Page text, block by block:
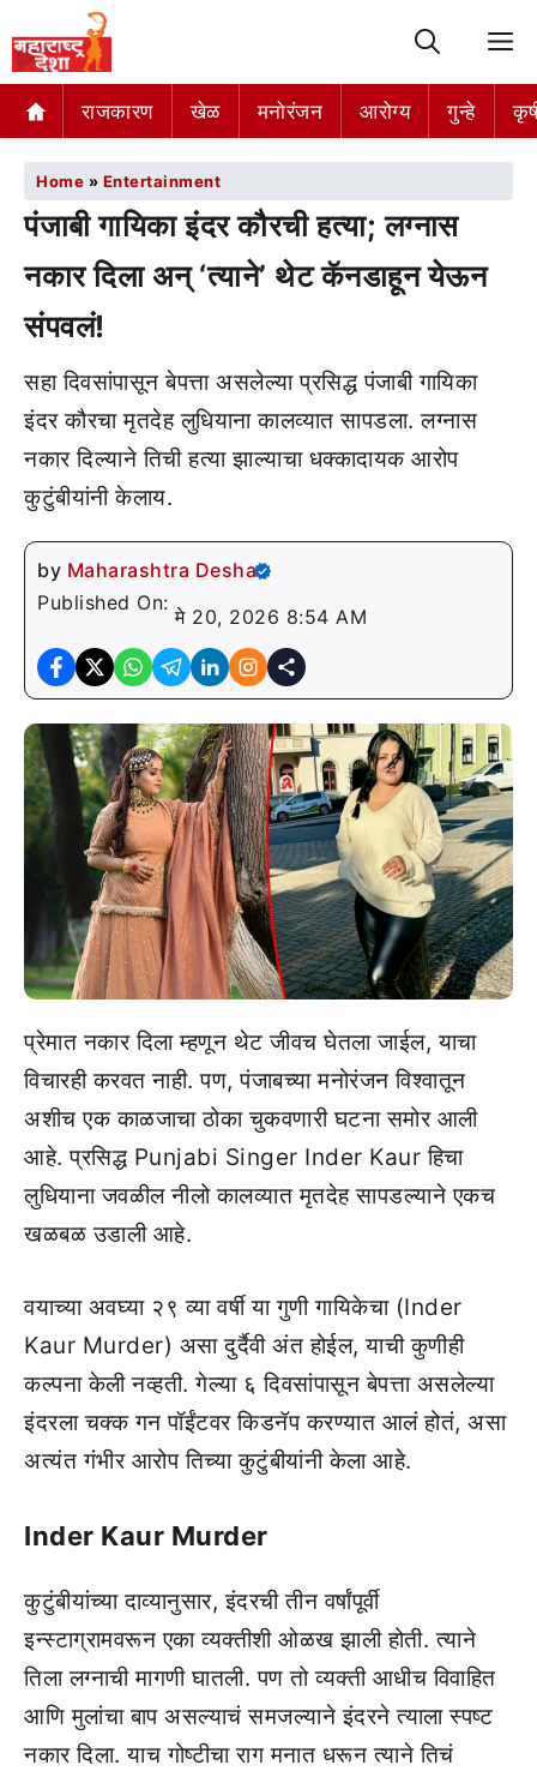
राजकारण खेळ मनोरंजन आरोग्य गुन्हे
Home » Entertainment
पंजाबी गायिका इंदर कौरची हत्या; लग्नास
नकार दिला अन् ‘त्याने’ थेट कॅनडाहून येऊन
संपवलं!
सहा दिवसांपासून बेपत्ता असलेल्या प्रसिद्ध पंजाबी गायिका
इंदर कौरचा मृतदेह लुधियाना कालव्यात सापडला. लग्नास
नकार दिल्याने तिची हत्या झाल्याचा धक्कादायक आरोप
कुटुंबीयांनी केलाय.
by Maharashtra Desha
Published On:
मे 20, 2026 8:54 AM
प्रेमात नकार दिला म्हणून थेट जीवच घेतला जाईल, याचा
विचारही करवत नाही. पण, पंजाबच्या मनोरंजन विश्वातून
अशीच एक काळजाचा ठोका चुकवणारी घटना समोर आली
आहे. प्रसिद्ध Punjabi Singer Inder Kaur हिचा
लुधियाना जवळील नीलो कालव्यात मृतदेह सापडल्याने एकच
खळबळ उडाली आहे.
वयाच्या अवघ्या २९ व्या वर्षी या गुणी गायिकेचा (Inder
Kaur Murder) असा दुर्दैवी अंत होईल, याची कुणीही
कल्पना केली नव्हती. गेल्या ६ दिवसांपासून बेपत्ता असलेल्या
इंदरला चक्क गन पॉईंटवर किडनॅप करण्यात आलं होतं, असा
अत्यंत गंभीर आरोप तिच्या कुटुंबीयांनी केला आहे.
Inder Kaur Murder
कुटुंबीयांच्या दाव्यानुसार, इंदरची तीन वर्षांपूर्वी
इन्स्टाग्रामवरून एका व्यक्तीशी ओळख झाली होती. त्याने
तिला लग्नाची मागणी घातली. पण तो व्यक्ती आधीच विवाहित
आणि मुलांचा बाप असल्याचं समजल्याने इंदरने त्याला स्पष्ट
नकार दिला. याच गोष्टीचा राग मनात धरून त्याने तिचं